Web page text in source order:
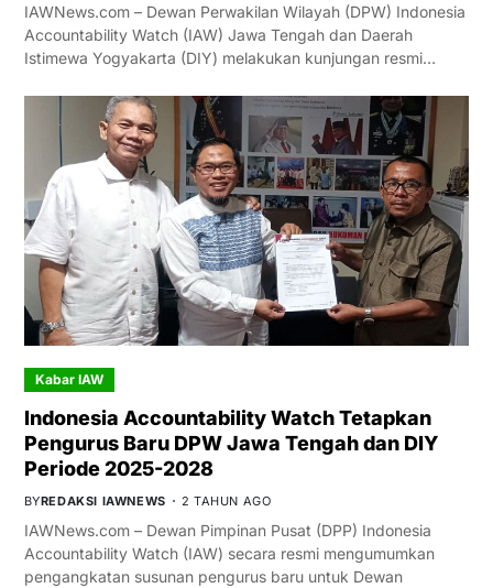
IAWNews.com – Dewan Perwakilan Wilayah (DPW) Indonesia
Accountability Watch (IAW) Jawa Tengah dan Daerah
Istimewa Yogyakarta (DIY) melakukan kunjungan resmi…
Kabar IAW
Indonesia Accountability Watch Tetapkan
Pengurus Baru DPW Jawa Tengah dan DIY
Periode 2025-2028
BYREDAKSI IAWNEWS 2 TAHUN AGO
IAWNews.com – Dewan Pimpinan Pusat (DPP) Indonesia
Accountability Watch (IAW) secara resmi mengumumkan
pengangkatan susunan pengurus baru untuk Dewan